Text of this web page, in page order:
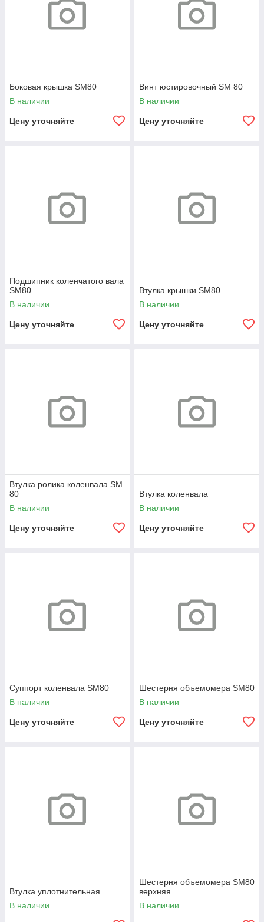
Боковая крышка SM80
В наличии
Цену уточняйте
Винт юстировочный SM 80
В наличии
Цену уточняйте
Подшипник коленчатого вала
SM80
В наличии
Цену уточняйте
Втулка крышки SM80
В наличии
Цену уточняйте
Втулка ролика коленвала SM
80
В наличии
Цену уточняйте
Втулка коленвала
В наличии
Цену уточняйте
Суппорт коленвала SM80
В наличии
Цену уточняйте
Шестерня объемомера SM80
В наличии
Цену уточняйте
Втулка уплотнительная
В наличии
Шестерня объемомера SM80
верхняя
В наличии